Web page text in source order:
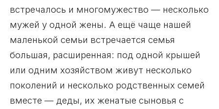
встречалось и многомужество — несколько
мужей у одной жены. А ещё чаще нашей
маленькой семьи встречается семья
большая, расширенная: под одной крышей
или одним хозяйством живут несколько
поколений и несколько родственных семей
вместе — деды, их женатые сыновья с